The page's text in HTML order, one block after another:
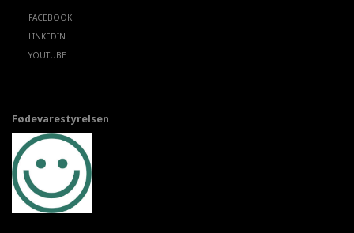
FACEBOOK
LINKEDIN
YOUTUBE
Fødevarestyrelsen